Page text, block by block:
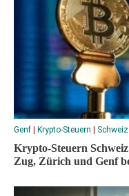
Genf Krypto-Steuern Schweiz
Krypto-Steuern
Zug, Zürich und Genf